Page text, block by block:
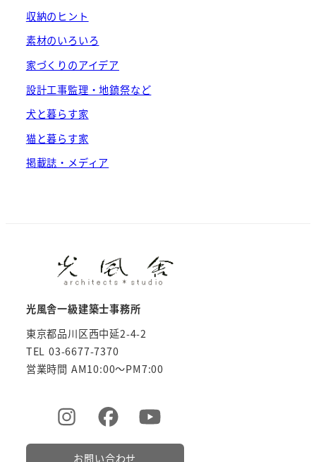
収納のヒント
素材のいろいろ
家づくりのアイデア
設計工事監理・地鎮祭など
犬と暮らす家
猫と暮らす家
掲載誌・メディア
光風舎一級建築士事務所
東京都品川区西中延2-4-2
TEL 03-6677-7370
営業時間 AM10:00～PM7:00
お問い合わせ